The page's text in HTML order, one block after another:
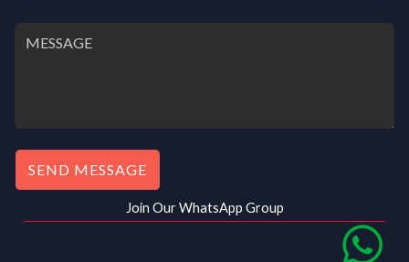
SEND MESSAGE
Join Our WhatsApp Group